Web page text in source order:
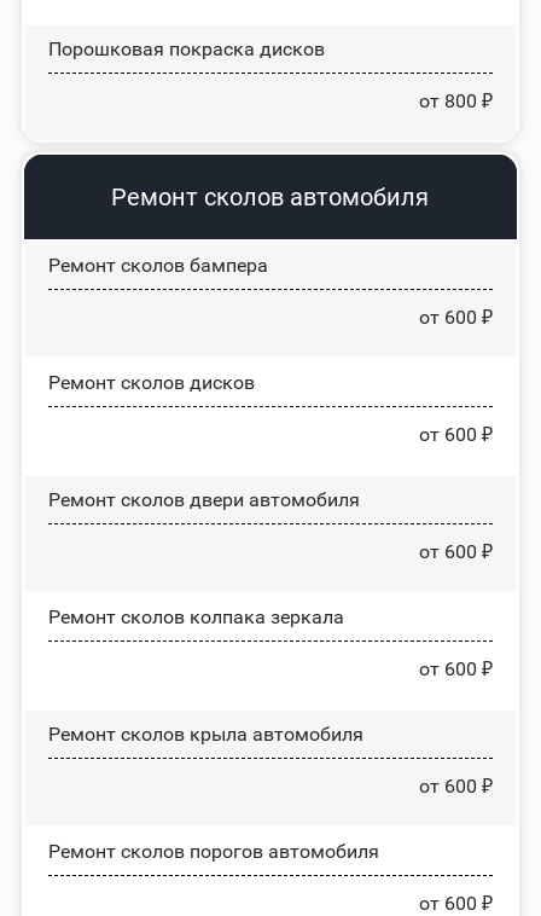
Порошковая покраска дисков
от 800 ₽
Ремонт сколов автомобиля
Ремонт сколов бампера
от 600 ₽
Ремонт сколов дисков
от 600 ₽
Ремонт сколов двери автомобиля
от 600 ₽
Ремонт сколов колпака зеркала
от 600 ₽
Ремонт сколов крыла автомобиля
от 600 ₽
Ремонт сколов порогов автомобиля
от 600 ₽